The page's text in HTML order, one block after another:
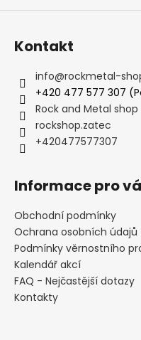
Kontakt
info@rockmetal-
+420 477 577 307
Rock and Metal shop
rockshop.zatec
+420477577307
Informace pro
Obchodní podmínky
Ochrana osobních údajů
Podmínky věrnostního
Kalendář akcí
FAQ - Nejčastější dotazy
Kontakty